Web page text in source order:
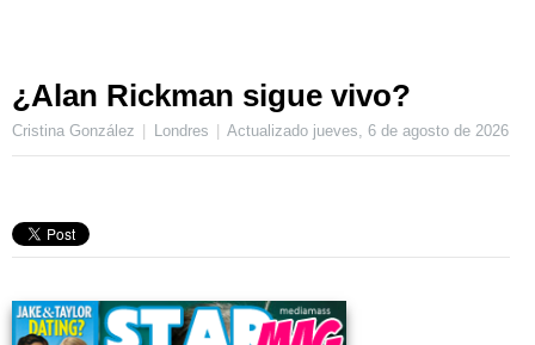
¿Alan Rickman sigue vivo?
Cristina González Londres Actualizado jueves, 6 de agosto de 2026